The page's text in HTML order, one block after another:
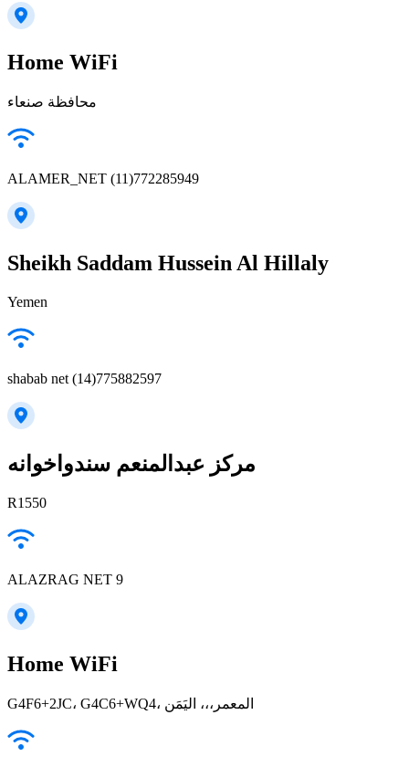
Home WiFi
محافظة صنعاء
ALAMER_NET (11)772285949
Sheikh Saddam Hussein Al Hillaly
Yemen
shabab net (14)775882597
مركز عبدالمنعم سندواخوانه
R1550
ALAZRAG NET 9
Home WiFi
G4F6+2JC، G4C6+WQ4، المعمر،،، اليَمَن